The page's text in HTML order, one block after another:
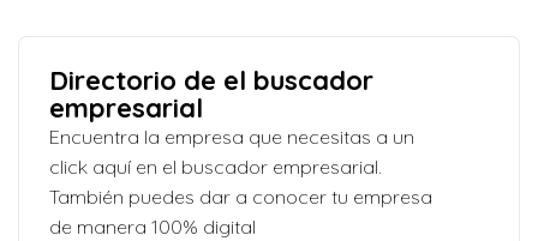
Directorio de el buscador
empresarial
Encuentra la empresa que necesitas a un
click aquí en el buscador empresarial.
También puedes dar a conocer tu empresa
de manera 100% digital